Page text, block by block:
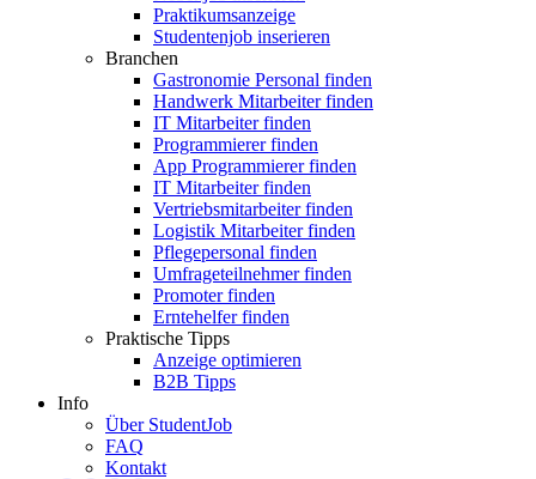
Praktikumsanzeige
Studentenjob inserieren
Branchen
Gastronomie Personal finden
Handwerk Mitarbeiter finden
IT Mitarbeiter finden
Programmierer finden
App Programmierer finden
IT Mitarbeiter finden
Vertriebsmitarbeiter finden
Logistik Mitarbeiter finden
Pflegepersonal finden
Umfrageteilnehmer finden
Promoter finden
Erntehelfer finden
Praktische Tipps
Anzeige optimieren
B2B Tipps
Info
Über StudentJob
FAQ
Kontakt